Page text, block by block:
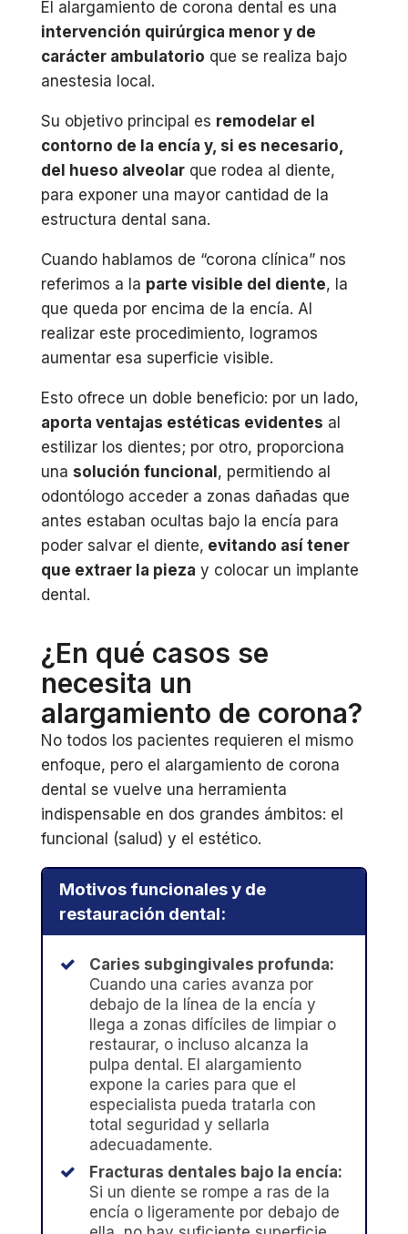
El alargamiento de corona dental es una
intervención quirúrgica menor y de
carácter ambulatorio que se realiza bajo
anestesia local.
Su objetivo principal es remodelar el
contorno de la encía y, si es necesario,
del hueso alveolarque rodea al diente,
para exponer una mayor cantidad de la
estructura dental sana.
Cuando hablamos de “corona clínica” nos
referimos a la parte visible del diente, la
que queda por encima de la encía. Al
realizar este procedimiento, logramos
aumentar esa superficie visible.
Esto ofrece un doble beneficio: por un lado,
aporta ventajas estéticas evidentes al
estilizar los dientes; por otro, proporciona
una solución funcional , permitiendo al
odontólogo acceder a zonas dañadas que
antes estaban ocultas bajo la encía para
poder salvar el diente, evitando así tener
que extraer la pieza y colocar un implante
dental.
¿En qué casos se
necesita un
alargamiento de corona?
No todos los pacientes requieren el mismo
enfoque, pero el alargamiento de corona
dental se vuelve una herramienta
indispensable en dos grandes ámbitos: el
funcional (salud) y el estético.
Motivos funcionales y de
restauración dental:
Caries subgingivales profunda:
Cuando una caries avanza por
debajo de la línea de la encía y
llega a zonas difíciles de limpiar o
restaurar, o incluso alcanza la
pulpa dental. El alargamiento
expone la caries para que el
especialista pueda tratarla con
total seguridad y sellarla
adecuadamente.
Fracturas dentales bajo la encía:
Si un diente se rompe a ras de la
encía o ligeramente por debajo de